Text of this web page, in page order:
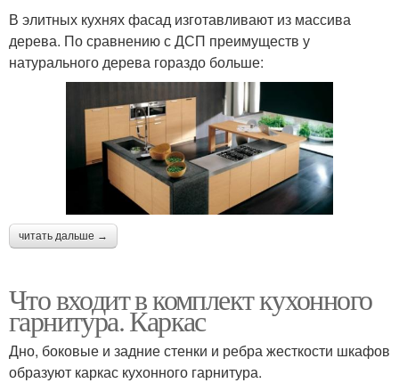
В элитных кухнях фасад изготавливают из массива
дерева. По сравнению с ДСП преимуществ у
натурального дерева гораздо больше:
читать дальше →
Что входит в комплект кухонного
гарнитура. Каркас
Дно, боковые и задние стенки и ребра жесткости шкафов
образуют каркас кухонного гарнитура.